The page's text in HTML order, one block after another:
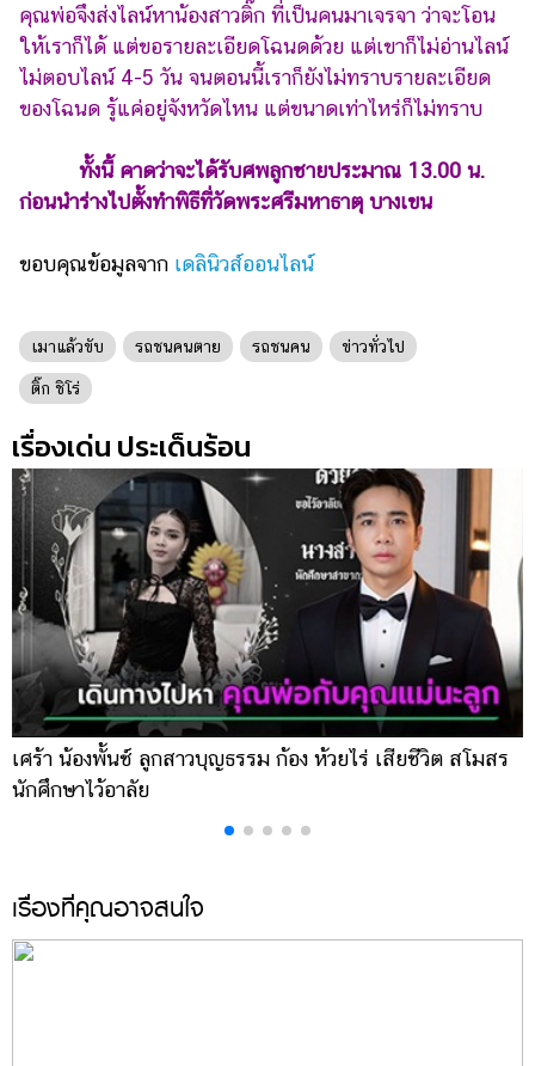
คุณพ่อจึงส่งไลน์หาน้องสาวติ๊ก ที่เป็นคนมาเจรจา ว่าจะโอน
ให้เราก็ได้ แต่ขอรายละเอียดโฉนดด้วย แต่เขาก็ไม่อ่านไลน์
ไม่ตอบไลน์ 4-5 วัน จนตอนนี้เราก็ยังไม่ทราบรายละเอียด
ของโฉนด รู้แค่อยู่จังหวัดไหน แต่ขนาดเท่าไหร่ก็ไม่ทราบ
ทั้งนี้ คาดว่าจะได้รับศพลูกชายประมาณ 13.00 น.
ก่อนนำร่างไปตั้งทำพิธีที่วัดพระศรีมหาธาตุ บางเขน
ขอบคุณข้อมูลจาก เดลินิวส์ออนไลน์
เมาแล้วขับ รถชนคนตาย รถชนคน ข่าวทั่วไป
ติ๊ก ชิโร่
เรื่องเด่น ประเด็นร้อน
เศร้า น้องพั้นช์ ลูกสาวบุญธรรม ก้อง ห้วยไร่ เสียชีวิต สโมสร
นักศึกษาไว้อาลัย
เรื่องที่คุณอาจสนใจ